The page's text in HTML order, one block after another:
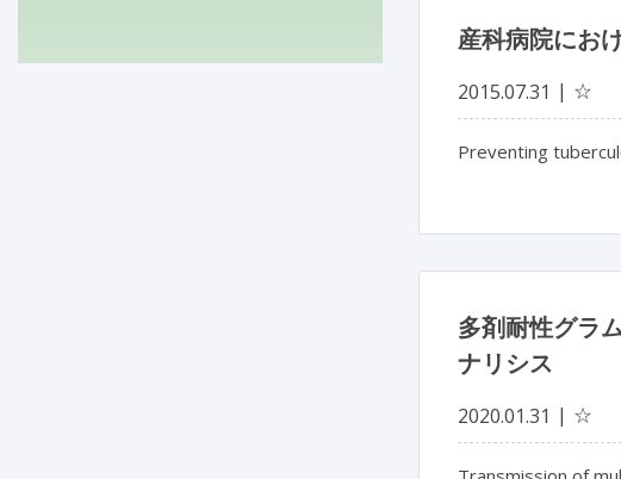
産科病院にお
2015.07.31 ☆
Preventing
多剤耐性グラ
ナリシス
2020.01.31 ☆